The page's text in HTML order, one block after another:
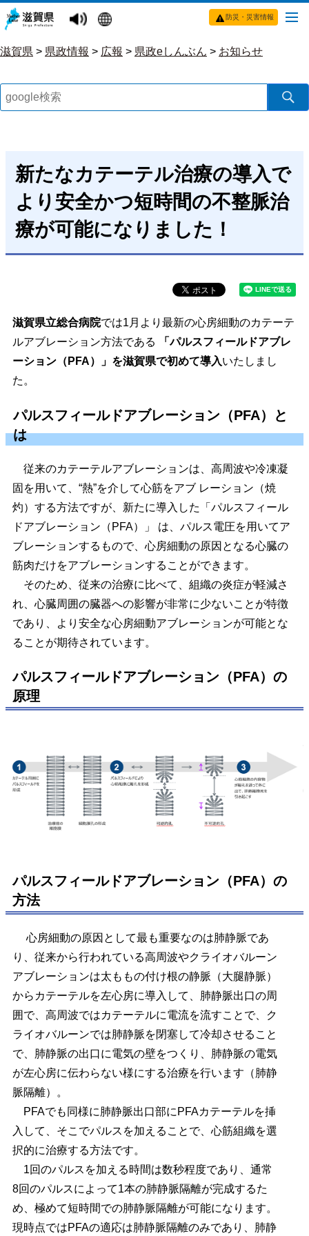
防災・災害情報
滋賀県 > 県政情報 > 広報 > 県政eしんぶん > お知らせ
新たなカテーテル治療の導入で
より安全かつ短時間の不整脈治
療が可能になりました！
滋賀県立総合病院では1月より最新の心房細動のカテーテ
ルアブレーション方法である
「パルスフィールドアブレ
ーション（PFA）」を滋賀県で初めて導入いたしまし
た。
パルスフィールドアブレーション（PFA）と
は
従来のカテーテルアブレーションは、高周波や冷凍凝
固を用いて、“熱”を介して心筋をアブ レーション（焼
灼）する方法ですが、新たに導入した「パルスフィール
ドアブレーション（PFA）」 は、パルス電圧を用いてア
ブレーションするもので、心房細動の原因となる心臓の
筋肉だけをアブレーションすることができます。
そのため、従来の治療に比べて、組織の炎症が軽減さ
れ、心臓周囲の臓器への影響が非常に少ないことが特徴
であり、より安全な心房細動アブレーションが可能とな
ることが期待されています。
パルスフィールドアブレーション（PFA）の
原理
パルスフィールドアブレーション（PFA）の
方法
心房細動の原因として最も重要なのは肺静脈であ
り、従来から行われている高周波やクライオバルーン
アブレーションは太ももの付け根の静脈（大腿静脈）
からカテーテルを左心房に導入して、肺静脈出口の周
囲で、高周波ではカテーテルに電流を流すことで、ク
ライオバルーンでは肺静脈を閉塞して冷却させること
で、肺静脈の出口に電気の壁をつくり、肺静脈の電気
が左心房に伝わらない様にする治療を行います（肺静
脈隔離）。
PFAでも同様に肺静脈出口部にPFAカテーテルを挿
入して、そこでパルスを加えることで、心筋組織を選
択的に治療する方法です。
1回のパルスを加える時間は数秒程度であり、通常
8回のパルスによって1本の肺静脈隔離が完成するた
め、極めて短時間での肺静脈隔離が可能になります。
現時点ではPFAの適応は肺静脈隔離のみであり、肺静